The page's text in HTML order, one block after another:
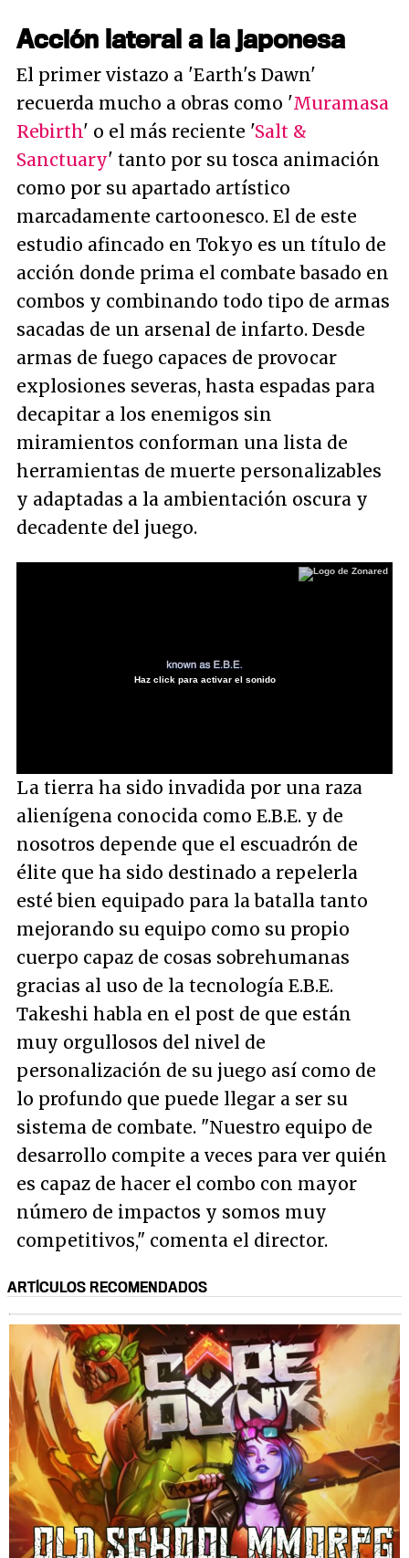
Acción lateral a la japonesa
El primer vistazo a 'Earth's Dawn'
recuerda mucho a obras como 'Muramasa
Rebirth' o el más reciente 'Salt &
Sanctuary' tanto por su tosca animación
como por su apartado artístico
marcadamente cartoonesco. El de este
estudio afincado en Tokyo es un título de
acción donde prima el combate basado en
combos y combinando todo tipo de armas
sacadas de un arsenal de infarto. Desde
armas de fuego capaces de provocar
explosiones severas, hasta espadas para
decapitar a los enemigos sin
miramientos conforman una lista de
herramientas de muerte personalizables
y adaptadas a la ambientación oscura y
decadente del juego.
Haz click para activar el sonido
La tierra ha sido invadida por una raza
alienígena conocida como E.B.E. y de
nosotros depende que el escuadrón de
élite que ha sido destinado a repelerla
esté bien equipado para la batalla tanto
mejorando su equipo como su propio
cuerpo capaz de cosas sobrehumanas
gracias al uso de la tecnología E.B.E.
Takeshi habla en el post de que están
muy orgullosos del nivel de
personalización de su juego así como de
lo profundo que puede llegar a ser su
sistema de combate. "Nuestro equipo de
desarrollo compite a veces para ver quién
es capaz de hacer el combo con mayor
número de impactos y somos muy
competitivos," comenta el director.
ARTÍCULOS RECOMENDADOS